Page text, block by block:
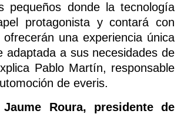
pequeños donde la tecnología
protagonista y contará con
una experiencia única
adaptada a sus necesidades de
Pablo Martín, responsable
de everis.
Jaume Roura, presidente de